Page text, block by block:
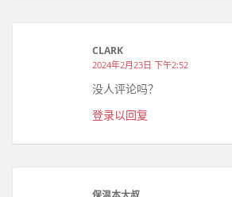
CLARK
2024年2月23日 下午2:52
没人评论吗？
登录以回复